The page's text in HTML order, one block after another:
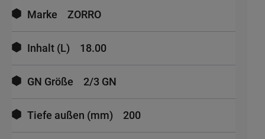
Marke ZORRO
Inhalt (L) 18.00
GN Größe 2/3 GN
Tiefe außen (mm) 200